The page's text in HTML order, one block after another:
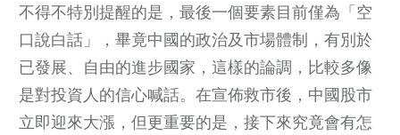
不得不特別提醒的是，最後一個要素目前僅為「空
口說白話」，畢竟中國的政治及市場體制，有別於
已發展、自由的進步國家，這樣的論調，比較多像
是對投資人的信心喊話。在宣佈救市後，中國股市
立即迎來大漲，但更重要的是，接下來究竟會有怎